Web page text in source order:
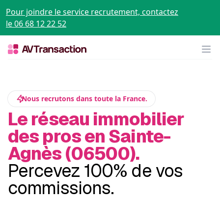
Pour joindre le service recrutement, contactez
le 06 68 12 22 52
Nous recrutons dans toute la France.
Le réseau immobilier
des pros en Sainte-
Agnès (06500).
Percevez 100% de vos
commissions.